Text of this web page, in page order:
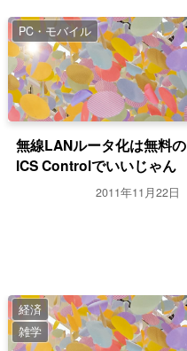
PC・モバイル
無線LANルータ化は無料の
ICS Controlでいいじゃん
2011年11月22日
経済
雑学